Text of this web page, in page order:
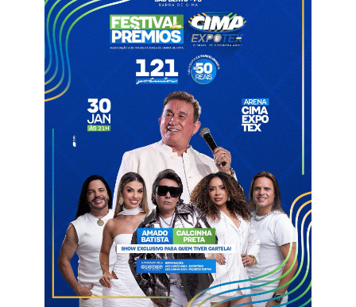
controle de qualidade, embalagem, rotulagem, precificação,
desenvolvimento de Procedimentos Operacionais
Padronizados (POPs), planilhas, manuais, consultorias, entre
outros.
“Antes da produção, nossos produtos passarão pelos
laboratórios experimentais – como o de análise de alimentos e
de fisiologia pós-colheita -, de tal modo que, antes de serem
fabricados, passem por diversos ensaios e obedeçam a
rigorosas normas no que concerne à legislação que disciplina
a produção de alimentos”, explicou o professor Anielson
Souza, diretor do campus Pombal.
De acordo com Anielson, será mantido um diálogo com o
setor produtivo local, com o objetivo de proporcionar o